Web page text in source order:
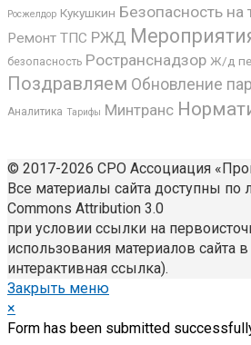
Росжелдор Кукушкин Безопасность на
Ремонт ТПС РЖД
безопасность Ространснадзор Ж/д
Поздравляем Обновление
Аналитика Тарифы Минтранс
© 2017-2026 СРО Ассоциация
Все материалы сайта доступны по
Commons Attribution 3.0
при условии ссылки на
использования материалов сайта
интерактивная ссылка).
Закрыть меню
×
Form has been submitted